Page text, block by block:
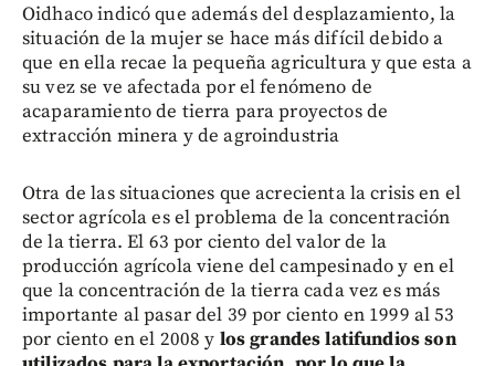
Oidhaco indicó que además del desplazamiento, la
situación de la mujer se hace más difícil debido a
que en ella recae la pequeña agricultura y que esta a
su vez se ve afectada por el fenómeno de
acaparamiento de tierra para proyectos de
extracción minera y de agroindustria
Otra de las situaciones que acrecienta la crisis en el
sector agrícola es el problema de la concentración
de la tierra. El 63 por ciento del valor de la
producción agrícola viene del campesinado y en el
que la concentración de la tierra cada vez es más
importante al pasar del 39 por ciento en 1999 al 53
por ciento en el 2008 y los grandes latifundios son